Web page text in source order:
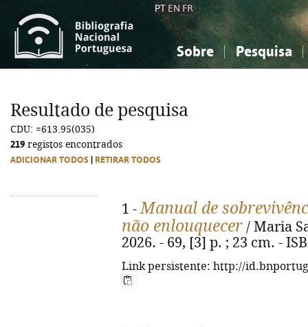
PT EN FR
Sobre Pesquisa
Ciências sociais...
Ciências sociais...
Resultado de pesquisa
CDU: =613.95(035)
219 registos encontrados
ADICIONAR TODOS RETIRAR TODOS
1 -Manual de
não enlouquecer / Maria
2026. - 69, [3] p. ; 23 cm. -
Link persistente: http://